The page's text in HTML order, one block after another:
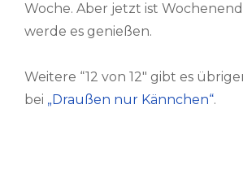
Woche. Aber jetzt ist
werde es genießen.
Weitere “12 von 12″ gibt es
bei „Draußen nur Kännchen“.